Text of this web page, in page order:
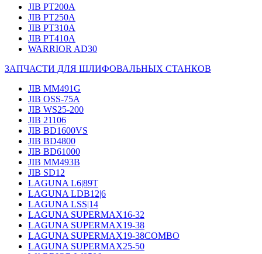
JIB PT200A
JIB PT250A
JIB PT310A
JIB PT410A
WARRIOR AD30
ЗАПЧАСТИ ДЛЯ ШЛИФОВАЛЬНЫХ СТАНКОВ
JIB MM491G
JIB OSS-75A
JIB WS25-200
JIB 21106
JIB BD1600VS
JIB BD4800
JIB BD61000
JIB MM493B
JIB SD12
LAGUNA L6|89T
LAGUNA LDB12|6
LAGUNA LSS|14
LAGUNA SUPERMAX16-32
LAGUNA SUPERMAX19-38
LAGUNA SUPERMAX19-38COMBO
LAGUNA SUPERMAX25-50